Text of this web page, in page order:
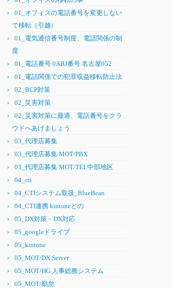
01_オフィスの電話番号を変更しない
で移転（引越）
01_電気通信番号制度、電話関係の制
度
01_電話番号 0ABJ番号 名古屋052
01_電話関係での犯罪収益移転防止法
02_BCP対策
02_災害対策
02_災害対策に最適、電話番号をクラ
ウドへあげましょう
03_代理店募集
03_代理店募集 MOT/PBX
03_代理店募集 MOT/TEL中部地区
04_cti
04_CTIシステム取扱_BlueBean
04_CTI連携 kintoneとの
05_DX対策・DX対応
05_googleドライブ
05_kintone
05_MOT/DX Server
05_MOT/HG 人事総務システム
05_MOT/勤怠